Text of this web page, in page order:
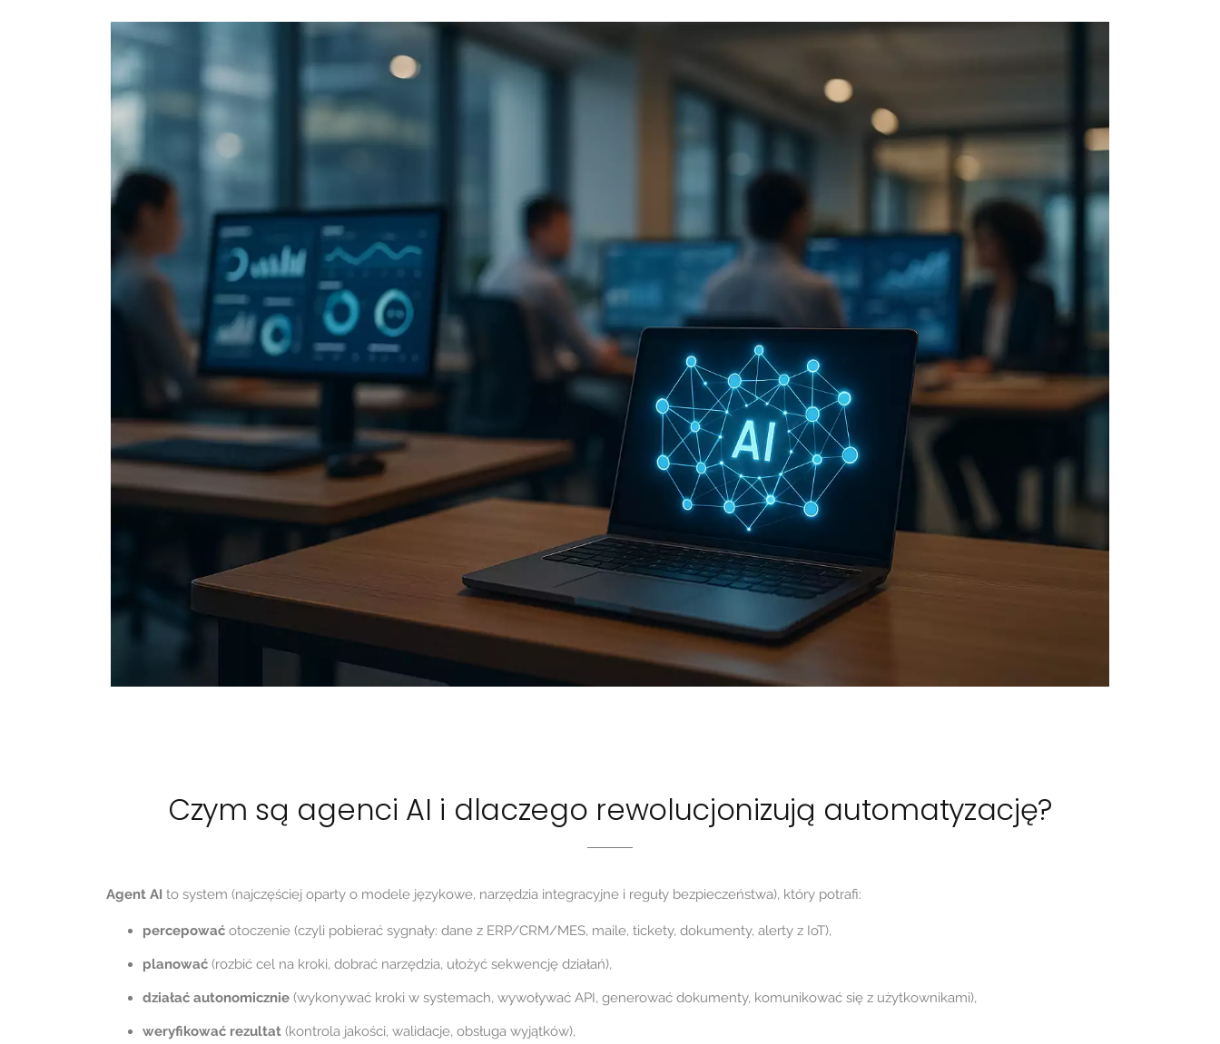
Czym są agenci AI i dlaczego rewolucjonizują automatyzację?
Agent AI to system (najczęściej oparty o modele językowe, narzędzia integracyjne i reguły bezpieczeństwa), który potrafi:
percepować otoczenie (czyli pobierać sygnały: dane z ERP/CRM/MES, maile, tickety, dokumenty, alerty z IoT),
planować (rozbić cel na kroki, dobrać narzędzia, ułożyć sekwencję działań),
działać autonomicznie (wykonywać kroki w systemach, wywoływać API, generować dokumenty, komunikować się z użytkownikami),
weryfikować rezultat (kontrola jakości, walidacje, obsługa wyjątków),